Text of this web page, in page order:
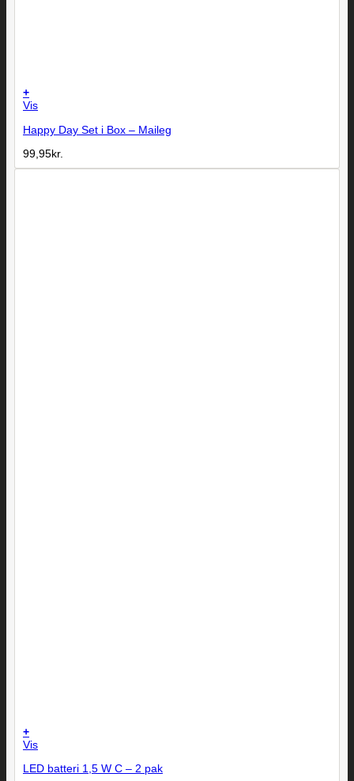
+
Vis
Happy Day Set i Box – Maileg
99,95kr.
+
Vis
LED batteri 1,5 W C – 2 pak